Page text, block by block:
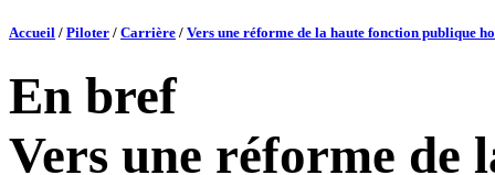
Accueil / Piloter / Carrière / Vers une réforme de la haute fonction publique
En bref
Vers une réforme de